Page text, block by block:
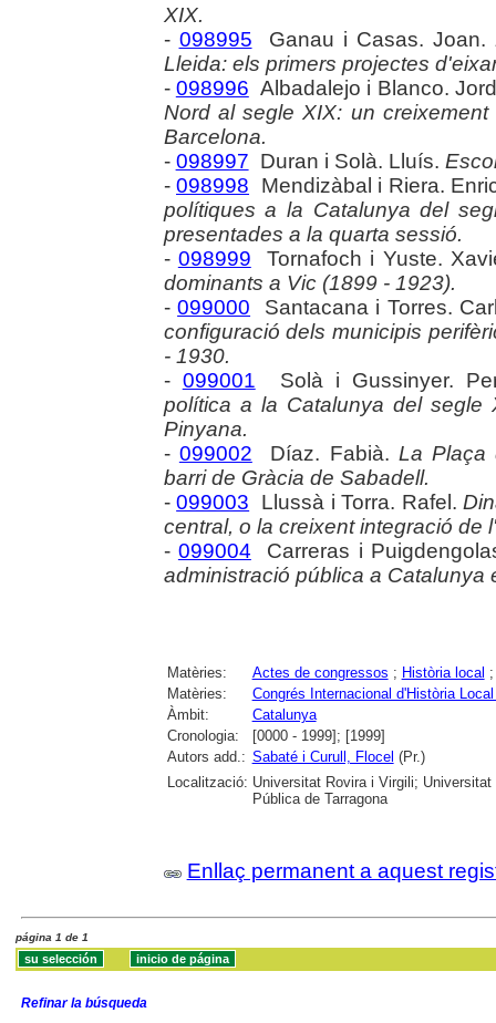
XIX.
- 098995 Ganau i Casas. Joan.
Lleida: els primers projectes
- 098996 Albadalejo i Blanco.
Nord al segle XIX: un
Barcelona.
- 098997 Duran i Solà. Lluís.
- 098998 Mendizàbal i Riera.
polítiques a la Catalunya del
presentades a la quarta sessió.
- 098999 Tornafoch i Yuste.
dominants a Vic (1899 - 1923).
-099000 Santacana i Torres.
configuració dels municipis
- 1930.
- 099001 Solà i Gussinyer.
política a la Catalunya del
Pinyana.
- 099002 Díaz. Fabià. La Plaça
barri de Gràcia de Sabadell.
-099003 Llussà i Torra. Rafel.
central, o la creixent integració de
- 099004 Carreras i
administració pública a Catalunya
Matèries: Actes de congressos ; Història local
Matèries:
Congrés Internacional d'Història
Àmbit:
Catalunya
Cronologia:
[0000 - 1999]; [1999]
Autors add.: Sabaté i Curull, Flocel (Pr.)
Localització: Universitat Rovira i Virgili;
Pública de Tarragona
Enllaç permanent a aquest
página 1 de 1
Refinar la búsqueda